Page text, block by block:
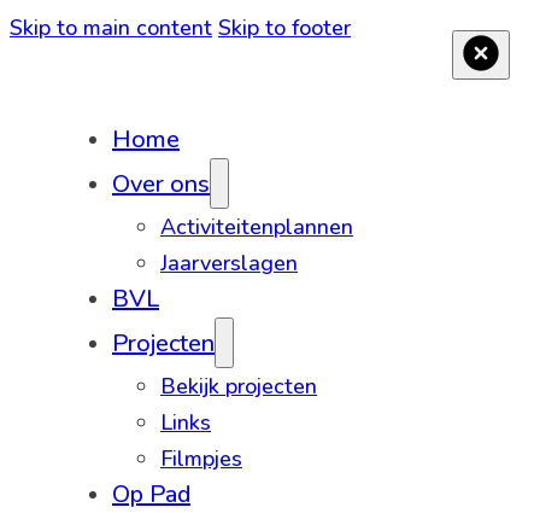
Skip to main content Skip to footer
Home
Over ons
Activiteitenplannen
Jaarverslagen
BVL
Projecten
Bekijk projecten
Links
Filmpjes
Op Pad